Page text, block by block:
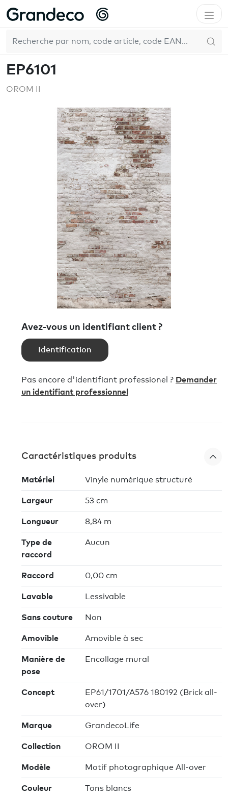
Accueil GrandecoLife OROM II
EP6101
OROM II
Avez-vous un identifiant client ?
Identification
Pas encore d'identifiant professionel ? Demander
un identifiant professionnel
Caractéristiques produits
Matériel Vinyle numérique structuré
Largeur 53 cm
Longueur 8,84 m
Type de
raccord
Aucun
Raccord 0,00 cm
Lavable Lessivable
Sans couture Non
Amovible Amovible à sec
Manière de
pose
Encollage mural
Concept
EP61/1701/A576 180192 (Brick all-
over)
Marque GrandecoLife
Collection OROM II
Modèle Motif photographique All-over
Couleur Tons blancs